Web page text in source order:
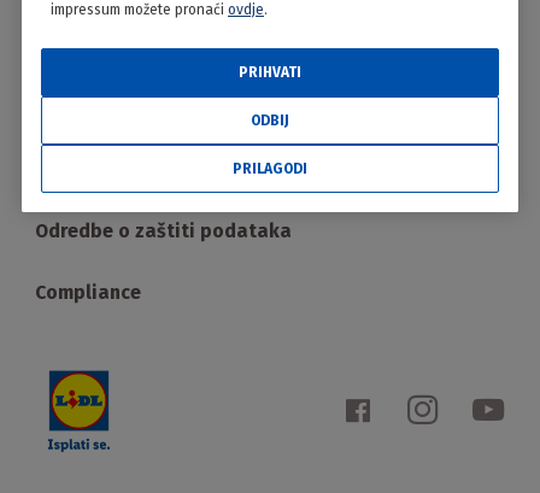
Proizvodi
Odredbe o zaštiti podataka
Compliance
impressum možete pronaći ovdje.
ODBIJ
PRIHVATI
PRILAGODI